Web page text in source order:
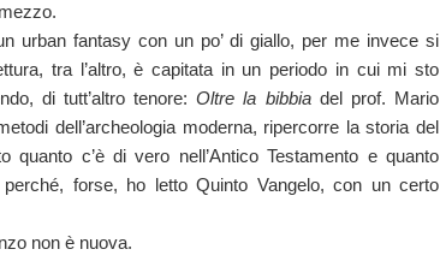
urban fantasy con un po’ di giallo, per me invece si
tra l’altro, è capitata in un periodo in cui mi sto
di tutt’altro tenore:Oltre la bibbiadel prof. Mario
dell’archeologia moderna, ripercorre la storia del
quanto c’è di vero nell’Antico Testamento e quanto
forse, ho letto Quinto Vangelo, con un certo
non è nuova.